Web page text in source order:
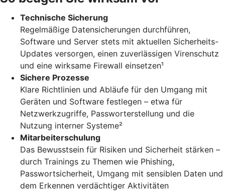
Technische Sicherung
Regelmäßige Datensicherungen durchführen,
Software und Server stets mit aktuellen Sicherheits-
Updates versorgen, einen zuverlässigen Virenschutz
und eine wirksame Firewall einsetzen¹
Sichere Prozesse
Klare Richtlinien und Abläufe für den Umgang mit
Geräten und Software festlegen – etwa für
Netzwerkzugriffe, Passworterstellung und die
Nutzung interner Systeme²
Mitarbeiterschulung
Das Bewusstsein für Risiken und Sicherheit stärken –
durch Trainings zu Themen wie Phishing,
Passwortsicherheit, Umgang mit sensiblen Daten und
dem Erkennen verdächtiger Aktivitäten